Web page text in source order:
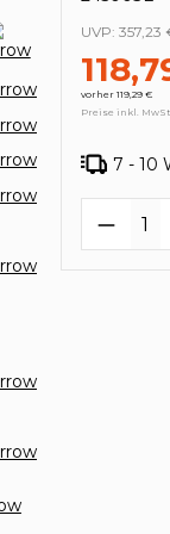
vorher 119,29 €
UVP: 357,23
Preise inkl.
7 - 10